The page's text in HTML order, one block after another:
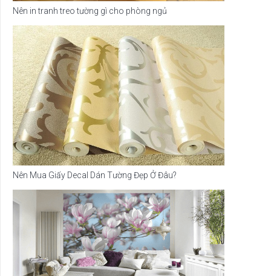
Nên in tranh treo tường gì cho phòng ngủ
Nên Mua Giấy Decal Dán Tường Đẹp Ở Đâu?